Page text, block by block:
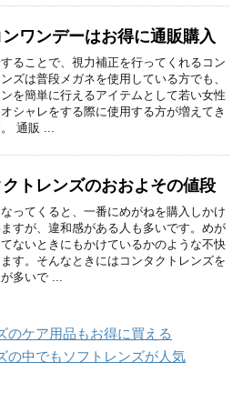
ワンデーはお得に通販購入
ることで、視力補正を行ってくれるコン
ズは普段メガネを使用している方でも、
を簡単に行えるアイテムとして若い女性
シャレをする際に使用する方が増えてき
通販 ...
クトレンズのおおよその値段
ってくると、一番にめがねを購入しかけ
すが、違和感がある人も多いです。めが
ないときにもかけているかのような不快
す。そんなときにはコンタクトレンズを
多いで ...
のケア用品もお得に買える
の中でもソフトレンズが人気